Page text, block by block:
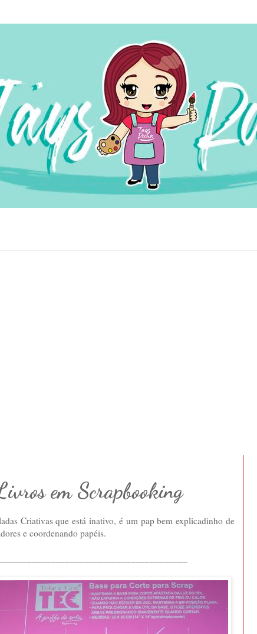
em Scrapbooking
Criativas que está inativo, é um pap bem explicadinho de
e coordenando papéis.